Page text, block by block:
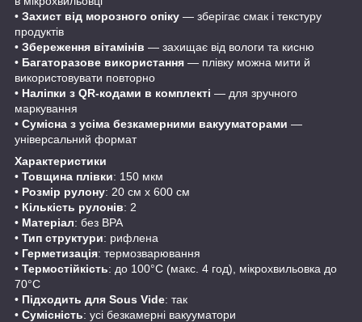
• Захист від морозного опіку — зберігає смак і текстуру
продуктів
• Збереження вітамінів — захищає від вологи та кисню
• Багаторазове використання — плівку можна мити й
використовувати повторно
• Наліпки з QR-кодами в комплекті — для зручного
маркування
• Сумісна з усіма безкамерними вакууматорами —
універсальний формат
Характеристики
• Товщина плівки: 150 мкм
• Розмір рулону: 20 см x 600 см
• Кількість рулонів: 2
• Матеріал: без BPA
• Тип структури: рифлена
• Герметизація: термозварювання
• Термостійкість: до 100°C (макс. 4 год), мікрохвильовка до
70°C
• Підходить для Sous Vide: так
• Сумісність: усі безкамерні вакууматори